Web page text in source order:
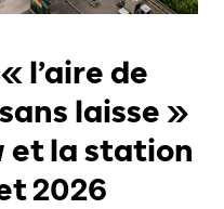
l’aire de
laisse »
et la station
2026